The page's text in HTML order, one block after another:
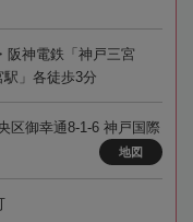
阪神電鉄「神戸三宮
」各徒歩3分
区御幸通8-1-6 神戸国際
地図